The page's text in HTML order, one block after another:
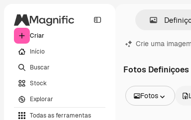
Criar
Início
Buscar
Stock
Explorar
Todas as ferramentas
Crie uma
Fotos Definiçoes
Fotos